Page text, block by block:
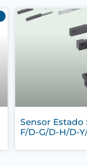
Sensor
F/D-G/D-H/D-